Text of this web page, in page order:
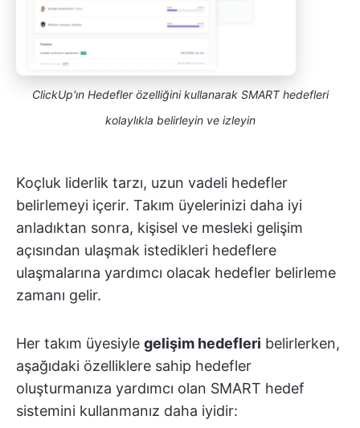
ClickUp'ın Hedefler özelliğini kullanarak SMART hedefleri
kolaylıkla belirleyin ve izleyin
Koçluk liderlik tarzı, uzun vadeli hedefler
belirlemeyi içerir. Takım üyelerinizi daha iyi
anladıktan sonra, kişisel ve mesleki gelişim
açısından ulaşmak istedikleri hedeflere
ulaşmalarına yardımcı olacak hedefler belirleme
zamanı gelir.
Her takım üyesiyle gelişim hedefleri belirlerken,
aşağıdaki özelliklere sahip hedefler
oluşturmanıza yardımcı olan SMART hedef
sistemini kullanmanız daha iyidir: